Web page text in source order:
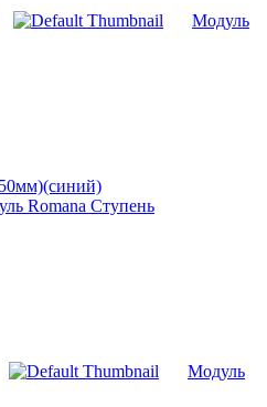
Модуль
Romana Ступень
Модуль